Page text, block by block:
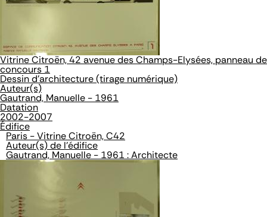
Vitrine Citroën, 42 avenue des Champs-Elysées, panneau de
concours 1
Dessin d'architecture (tirage numérique)
Auteur(s)
Gautrand, Manuelle - 1961
Datation
2002-2007
Édifice
Paris - Vitrine Citroën, C42
Auteur(s) de l'édifice
Gautrand, Manuelle - 1961 : Architecte